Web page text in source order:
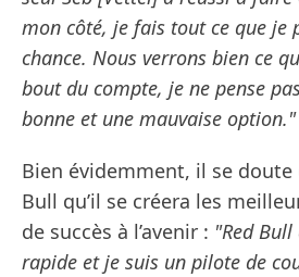
mon côté, je fais tout ce que je
chance. Nous verrons bien ce
bout du compte, je ne pense
bonne et une mauvaise option."
Bien évidemment, il se doute
Bull qu’il se créera les
de succès à l’avenir : "Red
rapide et je suis un pilote de